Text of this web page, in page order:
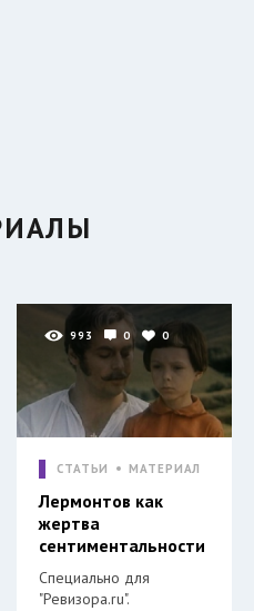
993 0 0
СТАТЬИ МАТЕРИАЛ
Лермонтов как
жертва
сентиментальности
Специально для
"Ревизора.ru".